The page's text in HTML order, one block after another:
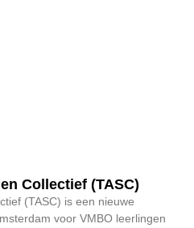
Collectief (TASC)
(TASC) is een nieuwe
voor VMBO leerlingen